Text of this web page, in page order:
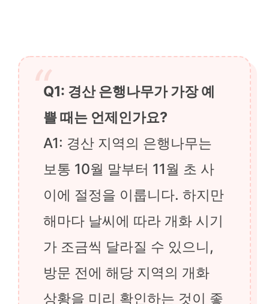
Q1: 경산 은행나무가 가장 예
쁠 때는 언제인가요?
A1: 경산 지역의 은행나무는
보통 10월 말부터 11월 초 사
이에 절정을 이룹니다. 하지만
해마다 날씨에 따라 개화 시기
가 조금씩 달라질 수 있으니,
방문 전에 해당 지역의 개화
상황을 미리 확인하는 것이 좋